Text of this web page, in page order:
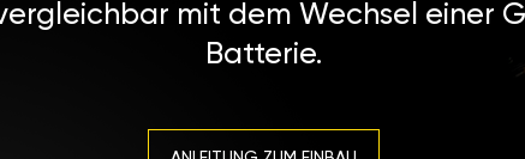
mit dem Wechsel einer
Batterie.